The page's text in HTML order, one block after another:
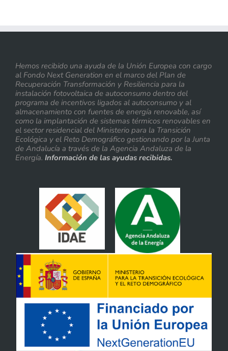
Hemos recibido una ayuda de la Unión Europea con cargo
al Fondo Next Generation en el marco del Plan de
Recuperación Transformación y Resiliencia para la
instalación fotovoltaica de autoconsumo dentro del
programa de incentivos ligados al autoconsumo y al
almacenamiento con fuentes de energía renovable, así
como la implantación de sistemas térmicos renovables en
el sector residencial del Ministerio para la Transición
Ecológica y el Reto Demográfico gestionando por la Junta
de Andalucía a través de la Agencia Andaluza de la
Energía. Información de las ayudas recibidas.